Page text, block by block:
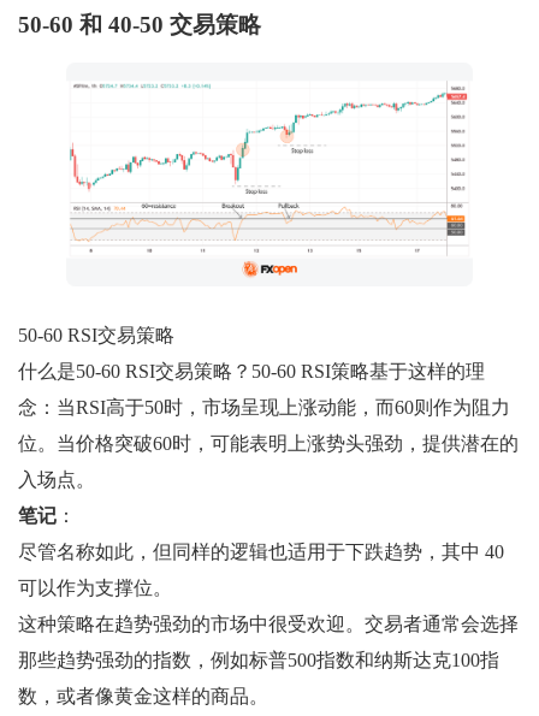
50-60 和 40-50 交易策略
50-60 RSI交易策略
什么是50-60 RSI交易策略？50-60 RSI策略基于这样的理
念：当RSI高于50时，市场呈现上涨动能，而60则作为阻力
位。当价格突破60时，可能表明上涨势头强劲，提供潜在的
入场点。
笔记 ：
尽管名称如此，但同样的逻辑也适用于下跌趋势，其中 40
可以作为支撑位。
这种策略在趋势强劲的市场中很受欢迎。交易者通常会选择
那些趋势强劲的指数，例如标普500指数和纳斯达克100指
数，或者像黄金这样的商品。